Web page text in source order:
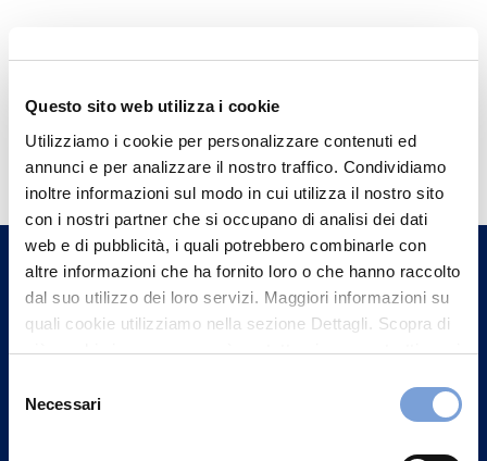
Questo sito web utilizza i cookie
Utilizziamo i cookie per personalizzare contenuti ed
annunci e per analizzare il nostro traffico. Condividiamo
inoltre informazioni sul modo in cui utilizza il nostro sito
con i nostri partner che si occupano di analisi dei dati
web e di pubblicità, i quali potrebbero combinarle con
altre informazioni che ha fornito loro o che hanno raccolto
dal suo utilizzo dei loro servizi. Maggiori informazioni su
quali cookie utilizziamo nella sezione Dettagli. Scopra di
più su chi siamo, come può contattarci e come trattiamo i
può trovare nel footer del sito nella sezione "Informativa
delNecessari
Hai bisogno di
informazioni?
Trova l'Agenzia più vicina a te e parla con
un nostro Agente.
Contattaci